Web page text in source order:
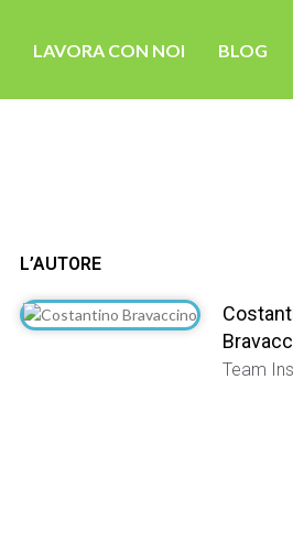
LAVORA CON NOI BLOG
L’AUTORE
Team